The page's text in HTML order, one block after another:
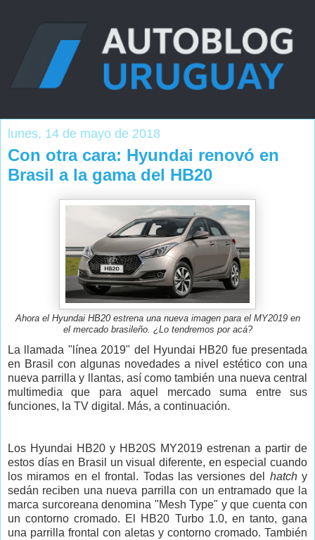
lunes, 14 de mayo de 2018
Con otra cara: Hyundai renovó en
Brasil a la gama del HB20
Ahora el Hyundai HB20 estrena una nueva imagen para el MY2019 en
el mercado brasileño. ¿Lo tendremos por acá?
La llamada "línea 2019" del Hyundai HB20 fue presentada
en Brasil con algunas novedades a nivel estético con una
nueva parrilla y llantas, así como también una nueva central
multimedia que para aquel mercado suma entre sus
funciones, la TV digital. Más, a continuación.
Los Hyundai HB20 y HB20S MY2019 estrenan a partir de
estos días en Brasil un visual diferente, en especial cuando
los miramos en el frontal. Todas las versiones del hatchy
sedán reciben una nueva parrilla con un entramado que la
marca surcoreana denomina "Mesh Type" y que cuenta con
un contorno cromado. El HB20 Turbo 1.0, en tanto, gana
una parrilla frontal con aletas y contorno cromado. También